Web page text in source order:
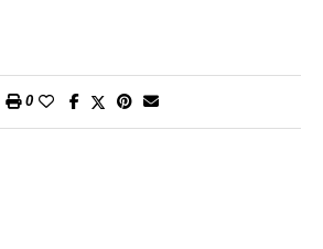
funzione degli interessi delle tribù». Modi
per un giovane che si era già
la presidenza della CAT in maggio,
0